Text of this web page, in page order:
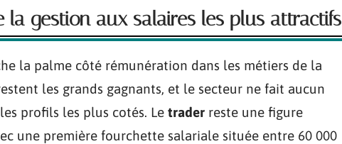
la gestion aux salaires les plus attractifs
la palme côté rémunération dans les métiers de la
les grands gagnants, et le secteur ne fait aucun
profils les plus cotés. Le trader reste une figure
une première fourchette salariale située entre 60 000